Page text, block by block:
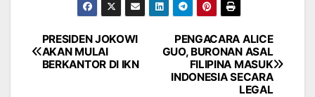
Navigasi
pos
PENGACARA ALICE
GUO, BURONAN ASAL
FILIPINA MASUK
INDONESIA SECARA
LEGAL
PRESIDEN JOKOWI
AKAN MULAI
BERKANTOR DI IKN